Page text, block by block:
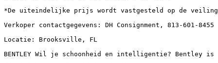
*De uiteindelijke prijs wordt vastgesteld op de
Verkoper contactgegevens: DH Consignment, 813-601-
Locatie: Brooksville, FL
BENTLEY Wil je schoonheid en intelligentie? Bentley